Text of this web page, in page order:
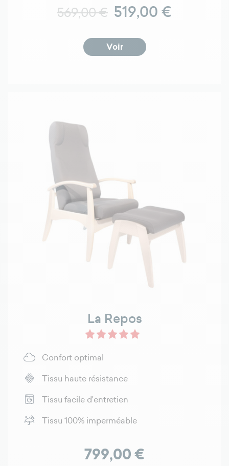
Prix normal
569,00 € Prix
519,00 €
Voir
La Repos
Confort optimal
Tissu haute résistance
Tissu facile d'entretien
Tissu 100% imperméable
Prix
799,00 €